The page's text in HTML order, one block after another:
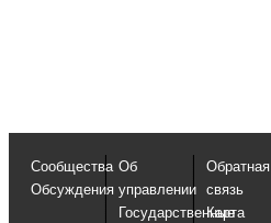
Сообщества
Обсуждения
Об
управлении
Государственные
Обратная
связь
Карта